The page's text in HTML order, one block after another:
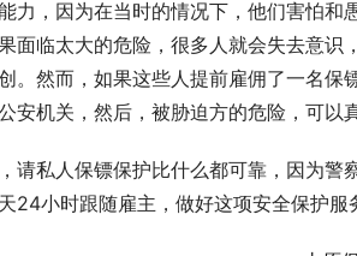
力，因为在当时的情况下，他们害怕
面临太大的危险，很多人就会失去意
。然而，如果这些人提前雇佣了一名
安机关，然后，被胁迫方的危险，可以
请私人保镖保护比什么都可靠，因为
24小时跟随雇主，做好这项安全保护服